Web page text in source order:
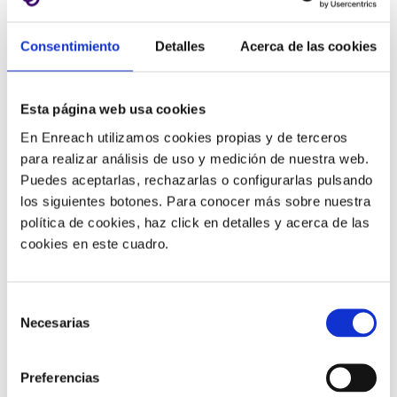
Consentimiento Detalles Acerca de las cookies
Esta página web usa cookies
En Enreach utilizamos cookies propias y de terceros
para realizar análisis de uso y medición de nuestra web.
Puedes aceptarlas, rechazarlas o configurarlas pulsando
los siguientes botones. Para conocer más sobre nuestra
política de cookies, haz click en detalles y acerca de las
cookies en este cuadro.
Necesarias
Preferencias
soluciones remotas, lo que crea aún más oportunidades
de eso, la creciente demanda de dispositivos móviles,
aplicaciones y una variedad de herramientas de
conectarse a través de geografías, plataformas y
dispositivos.Esto está transformando aún más las
tendencias de consumo de TI y aumentando la
adopción desoluciones de Cloud Computing y
UCaaS.
plataformas UCaaS integradas
debido al trabajo remoto